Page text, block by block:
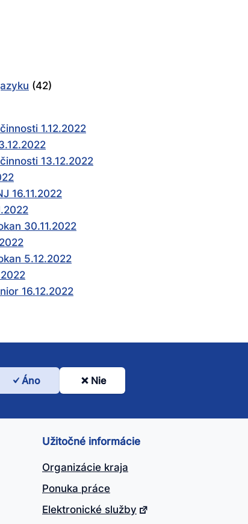
(42)
1.12.2022
13.12.2022
16.11.2022
30.11.2022
5.12.2022
16.12.2022
článok
užitočný?
Áno Nie
Užitočné informácie
Organizácie kraja
Ponuka práce
Elektronické služby